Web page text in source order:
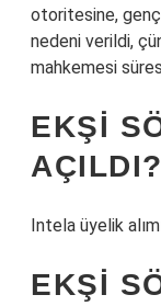
otoritesine,
nedeni verildi,
mahkemesi
EKŞI
AÇILDI?
Intela üyelik
EKŞI